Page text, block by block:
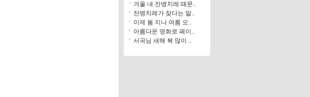
겨울 내 잔병치레 때문..
잔병치레가 잦다는 말..
이제 봄 지나 여름 오..
아름다운 명화로 페이..
서곡님 새해 복 많이 ..